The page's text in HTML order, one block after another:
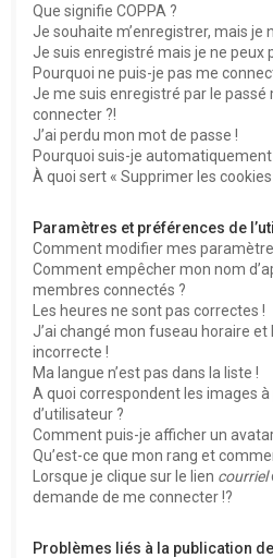
Que signifie COPPA ?
Je souhaite m’enregistrer, mais je
Je suis enregistré mais je ne peux
Pourquoi ne puis-je pas me
Je me suis enregistré par le passé
connecter ?!
J’ai perdu mon mot de passe !
Pourquoi suis-je
À quoi sert « Supprimer les
Paramètres et préférences de
Comment modifier mes
Comment empêcher mon nom
membres connectés ?
Les heures ne sont pas correctes !
J’ai changé mon fuseau horaire et
incorrecte !
Ma langue n’est pas dans la liste !
A quoi correspondent les images
d’utilisateur ?
Comment puis-je afficher un
Qu’est-ce que mon rang et
Lorsque je clique sur le lien courriel
demande de me connecter !?
Problèmes liés à la publication